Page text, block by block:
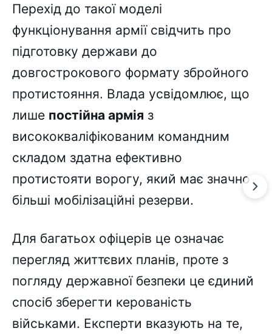
Перехід до такої моделі
функціонування армії свідчить про
підготовку держави до
довгострокового формату збройного
протистояння. Влада усвідомлює, що
лише постійна армія з
висококваліфікованим командним
складом здатна ефективно
протистояти ворогу, який має значно
більші мобілізаційні резерви.
Для багатьох офіцерів це означає
перегляд життєвих планів, проте з
погляду державної безпеки це єдиний
спосіб зберегти керованість
військами. Експерти вказують на те,